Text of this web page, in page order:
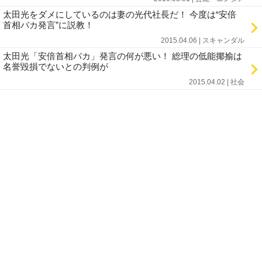
太田光をダメにしているのは妻の光代社長だ！ 今度は“安倍
首相バカ発言”に説教！
2015.04.06 | スキャンダル
太田光「安倍首相バカ」発言の何が悪い！ 総理の低能揶揄は
名誉毀損でないとの判例が
2015.04.02 | 社会